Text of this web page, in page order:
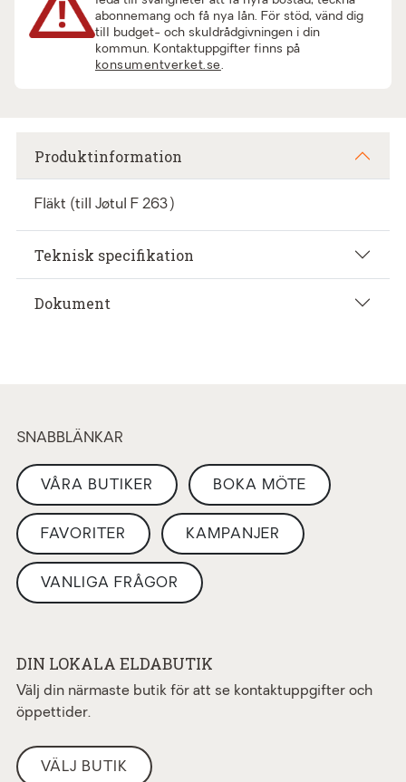
abonnemang och få nya lån. För stöd, vänd dig
till budget- och skuldrådgivningen i din
kommun. Kontaktuppgifter finns på
konsumentverket.se.
Produktinformation
Fläkt (till Jøtul F 263)
Teknisk specifikation
Dokument
SNABBLÄNKAR
VÅRA BUTIKER BOKA MÖTE
FAVORITER KAMPANJER
VANLIGA FRÅGOR
DIN LOKALA ELDABUTIK
Välj din närmaste butik för att se kontaktuppgifter och
öppettider.
VÄLJ BUTIK